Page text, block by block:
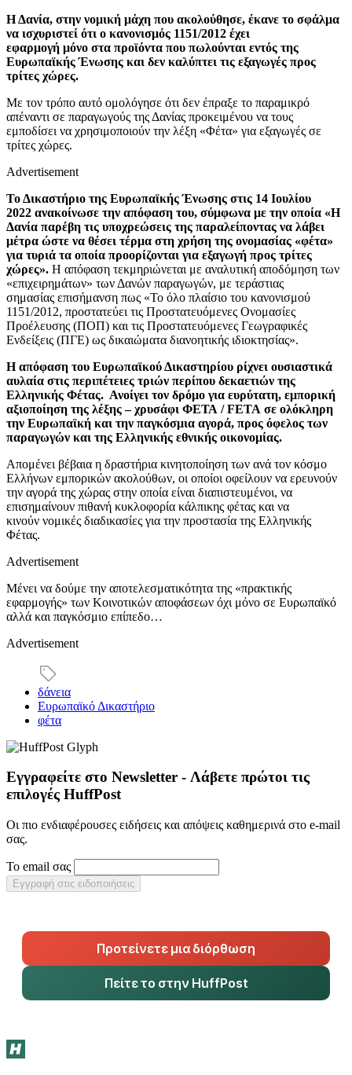
Η Δανία, στην νομική μάχη που ακολούθησε, έκανε το σφάλμα
να ισχυριστεί ότι ο κανονισμός 1151/2012 έχει
εφαρμογή μόνο στα προϊόντα που πωλούνται εντός της
Ευρωπαϊκής Ένωσης και δεν καλύπτει τις εξαγωγές προς
τρίτες χώρες.
Με τον τρόπο αυτό ομολόγησε ότι δεν έπραξε το παραμικρό
απέναντι σε παραγωγούς της Δανίας προκειμένου να τους
εμποδίσει να χρησιμοποιούν την λέξη «Φέτα» για εξαγωγές σε
τρίτες χώρες.
Advertisement
Το Δικαστήριο της Ευρωπαϊκής Ένωσης στις 14 Ιουλίου
2022 ανακοίνωσε την απόφαση του, σύμφωνα με την οποία «Η
Δανία παρέβη τις υποχρεώσεις της παραλείποντας να λάβει
μέτρα ώστε να θέσει τέρμα στη χρήση της ονομασίας «φέτα»
για τυριά τα οποία προορίζονται για εξαγωγή προς τρίτες
χώρες». Η απόφαση τεκμηριώνεται με αναλυτική αποδόμηση των
«επιχειρημάτων» των Δανών παραγωγών, με τεράστιας
σημασίας επισήμανση πως «Το όλο πλαίσιο του κανονισμού
1151/2012, προστατεύει τις Προστατευόμενες Ονομασίες
Προέλευσης (ΠΟΠ) και τις Προστατευόμενες Γεωγραφικές
Ενδείξεις (ΠΓΕ) ως δικαιώματα διανοητικής ιδιοκτησίας».
Η απόφαση του Ευρωπαϊκού Δικαστηρίου ρίχνει ουσιαστικά
αυλαία στις περιπέτειες τριών περίπου δεκαετιών της
Ελληνικής Φέτας. Ανοίγει τον δρόμο για ευρύτατη, εμπορική
αξιοποίηση της λέξης – χρυσάφι ΦΕΤΑ / FETA σε ολόκληρη
την Ευρωπαϊκή και την παγκόσμια αγορά, προς όφελος των
παραγωγών και της Ελληνικής εθνικής οικονομίας.
Απομένει βέβαια η δραστήρια κινητοποίηση των ανά τον κόσμο
Ελλήνων εμπορικών ακολούθων, οι οποίοι οφείλουν να ερευνούν
την αγορά της χώρας στην οποία είναι διαπιστευμένοι, να
επισημαίνουν πιθανή κυκλοφορία κάλπικης φέτας και να
κινούν νομικές διαδικασίες για την προστασία της Ελληνικής
Φέτας.
Advertisement
Μένει να δούμε την αποτελεσματικότητα της «πρακτικής
εφαρμογής» των Κοινοτικών αποφάσεων όχι μόνο σε Ευρωπαϊκό
αλλά και παγκόσμιο επίπεδο…
Advertisement
δάνεια
Ευρωπαϊκό Δικαστήριο
φέτα
Εγγραφείτε στο Newsletter - Λάβετε πρώτοι τις
επιλογές HuffPost
Οι πιο ενδιαφέρουσες ειδήσεις και απόψεις καθημερινά στο e-mail
σας.
Το email σας
Εγγραφή στις ειδοποιήσεις
Προτείνετε μια διόρθωση
Πείτε το στην HuffPost